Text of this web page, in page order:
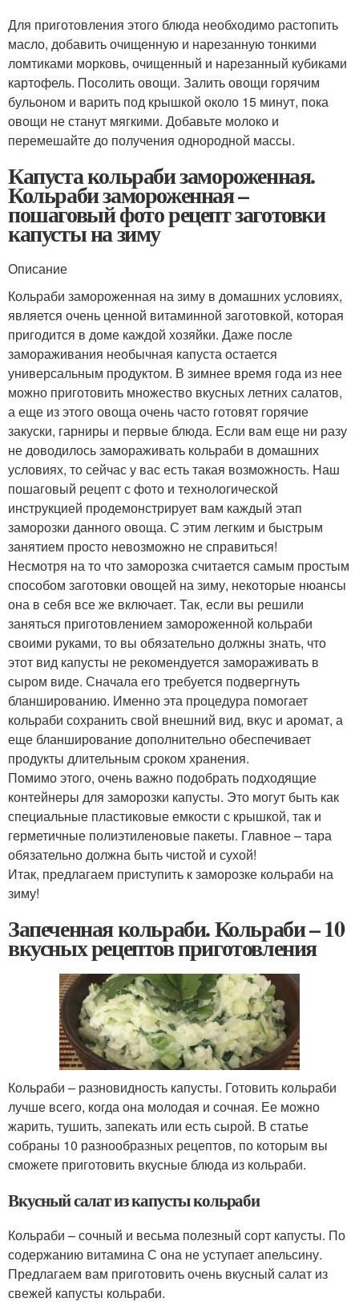
Для приготовления этого блюда необходимо растопить
масло, добавить очищенную и нарезанную тонкими
ломтиками морковь, очищенный и нарезанный кубиками
картофель. Посолить овощи. Залить овощи горячим
бульоном и варить под крышкой около 15 минут, пока
овощи не станут мягкими. Добавьте молоко и
перемешайте до получения однородной массы.
Капуста кольраби замороженная.
Кольраби замороженная –
пошаговый фото рецепт заготовки
капусты на зиму
Описание
Кольраби замороженная на зиму в домашних условиях,
является очень ценной витаминной заготовкой, которая
пригодится в доме каждой хозяйки. Даже после
замораживания необычная капуста остается
универсальным продуктом. В зимнее время года из нее
можно приготовить множество вкусных летних салатов,
а еще из этого овоща очень часто готовят горячие
закуски, гарниры и первые блюда. Если вам еще ни разу
не доводилось замораживать кольраби в домашних
условиях, то сейчас у вас есть такая возможность. Наш
пошаговый рецепт с фото и технологической
инструкцией продемонстрирует вам каждый этап
заморозки данного овоща. С этим легким и быстрым
занятием просто невозможно не справиться!
Несмотря на то что заморозка считается самым простым
способом заготовки овощей на зиму, некоторые нюансы
она в себя все же включает. Так, если вы решили
заняться приготовлением замороженной кольраби
своими руками, то вы обязательно должны знать, что
этот вид капусты не рекомендуется замораживать в
сыром виде. Сначала его требуется подвергнуть
бланшированию. Именно эта процедура помогает
кольраби сохранить свой внешний вид, вкус и аромат, а
еще бланширование дополнительно обеспечивает
продукты длительным сроком хранения.
Помимо этого, очень важно подобрать подходящие
контейнеры для заморозки капусты. Это могут быть как
специальные пластиковые емкости с крышкой, так и
герметичные полиэтиленовые пакеты. Главное – тара
обязательно должна быть чистой и сухой!
Итак, предлагаем приступить к заморозке кольраби на
зиму!
Запеченная кольраби. Кольраби – 10
вкусных рецептов приготовления
Кольраби – разновидность капусты. Готовить кольраби
лучше всего, когда она молодая и сочная. Ее можно
жарить, тушить, запекать или есть сырой. В статье
собраны 10 разнообразных рецептов, по которым вы
сможете приготовить вкусные блюда из кольраби.
Вкусный салат из капусты кольраби
Кольраби – сочный и весьма полезный сорт капусты. По
содержанию витамина С она не уступает апельсину.
Предлагаем вам приготовить очень вкусный салат из
свежей капусты кольраби.